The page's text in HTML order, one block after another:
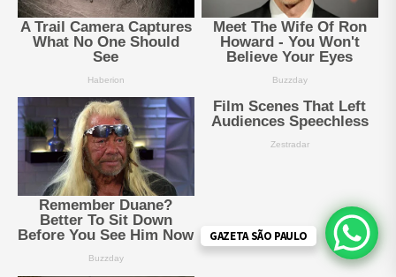
GAZETA SÃO PAULO